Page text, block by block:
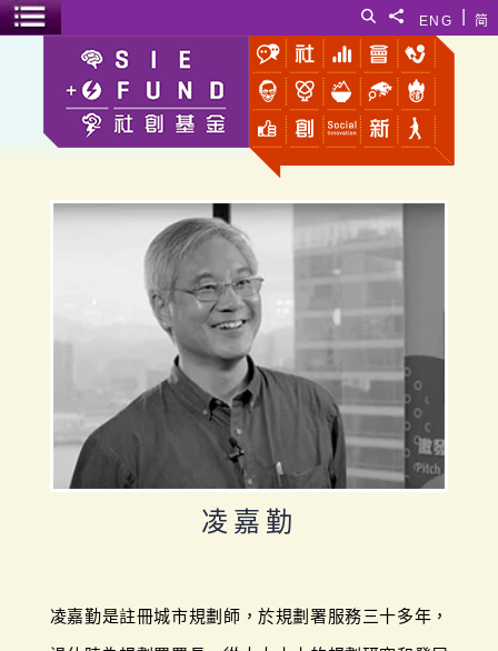
简
ENG
分享給
搜尋
選單開關
凌嘉勤
凌嘉勤是註冊城市規劃師，於規劃署服務三十多年，